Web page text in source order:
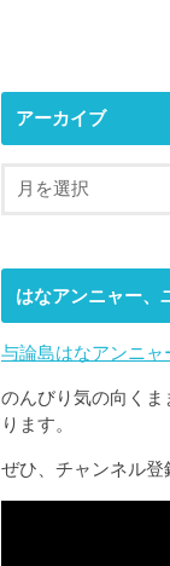
アーカイブ
はなアンニャー、
与論島はなアンニャ
のんびり気の向く
ります。
ぜひ、チャンネル登